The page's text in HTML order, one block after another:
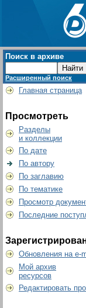
Поиск в архиве
Расширенный поиск
Главная страница
Просмотреть
Разделы
и коллекции
По дате
По автору
По заглавию
По тематике
Просмотр
Последние
Обновления на e-
Мой архив
ресурсов
Редактировать